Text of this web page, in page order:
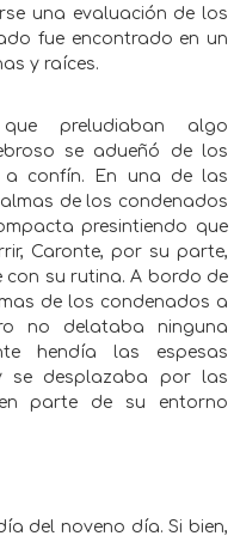
una evaluación de los
fue encontrado en un
y raíces.
preludiaban algo
se adueñó de los
confín. En una de las
de los condenados
presintiendo que
Caronte, por su parte,
su rutina. A bordo de
de los condenados a
no delataba ninguna
hendía las espesas
se desplazaba por las
parte de su entorno
del noveno día. Si bien,